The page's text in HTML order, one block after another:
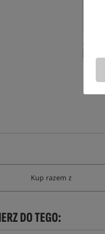
Kup razem z
DO TEGO: